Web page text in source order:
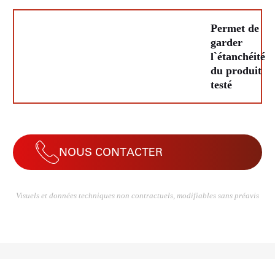
Permet de
garder
l`étanchéité
du produit
testé
NOUS CONTACTER
Visuels et données techniques non contractuels, modifiables sans préavis